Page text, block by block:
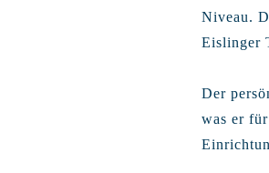
Niveau.
Eislinger
Der
was er